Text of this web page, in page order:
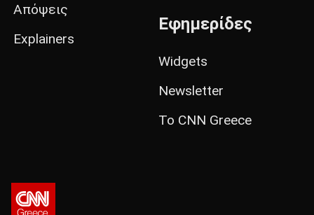
Απόψεις
Explainers
Εφημερίδες
Widgets
Newsletter
Το CNN Greece